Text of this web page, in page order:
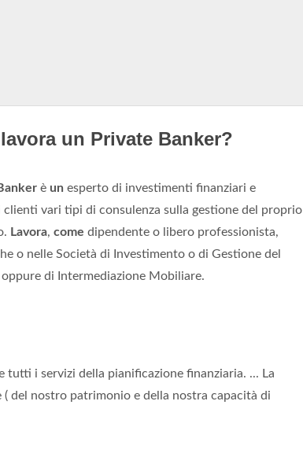
un Private Banker?
è un esperto di investimenti finanziari e
clienti vari tipi di consulenza sulla gestione del proprio
Lavora, come dipendente o libero professionista,
o nelle Società di Investimento o di Gestione del
oppure di Intermediazione Mobiliare.
i servizi della pianificazione finanziaria. ... La
del nostro patrimonio e della nostra capacità di